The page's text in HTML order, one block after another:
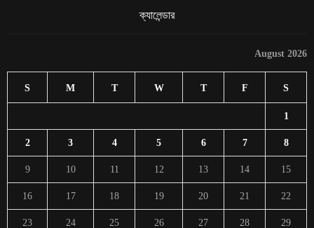
ক্যালেন্ডার
August 2026
S M T W T F S
1
2 3 4 5 6 7 8
9 10 11 12 13 14 15
16 17 18 19 20 21 22
23 24 25 26 27 28 29